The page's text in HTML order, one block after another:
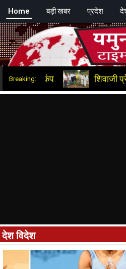
to
content
करें ........खबर और विज्ञापन के लिए संपर्क
Breaking: शिवाजी प्रेस क्लब
देश विदेश
Home बड़ी खबर प्रदेश